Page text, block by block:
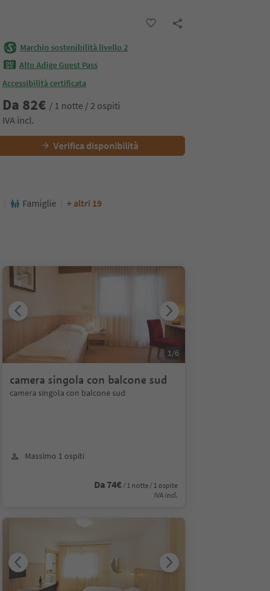
Marchio sostenibilità livello 2
Alto Adige Guest Pass
Accessibilità certificata
Da 82€ / 1 notte / 2 ospiti
IVA incl.
Verifica disponibilità
Famiglie + altri 19
camera singola con balcone sud
camera singola con balcone sud
Massimo 1 ospiti
Da 74€ / 1 notte / 1 ospite
IVA incl.
1/6